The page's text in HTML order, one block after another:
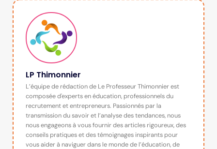
LP Thimonnier
L’équipe de rédaction de Le Professeur Thimonnier est
composée d'experts en éducation, professionnels du
recrutement et entrepreneurs. Passionnés par la
transmission du savoir et l’analyse des tendances, nous
nous engageons à vous fournir des articles rigoureux, des
conseils pratiques et des témoignages inspirants pour
vous aider à naviguer dans le monde de l’éducation, de